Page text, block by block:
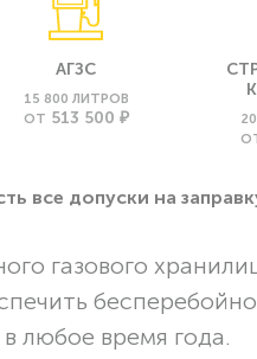
АГЗС
15 800 ЛИТРОВ
ОТ 513 500 ₽
все допуски нa
газового
любое время года.